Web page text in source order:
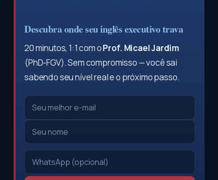
Descubra onde seu inglês executivo trava
20 minutos, 1:1 com oProf. Micael Jardim
(PhD-FGV). Sem compromisso — você sai
sabendo seu nível real e o próximo passo.